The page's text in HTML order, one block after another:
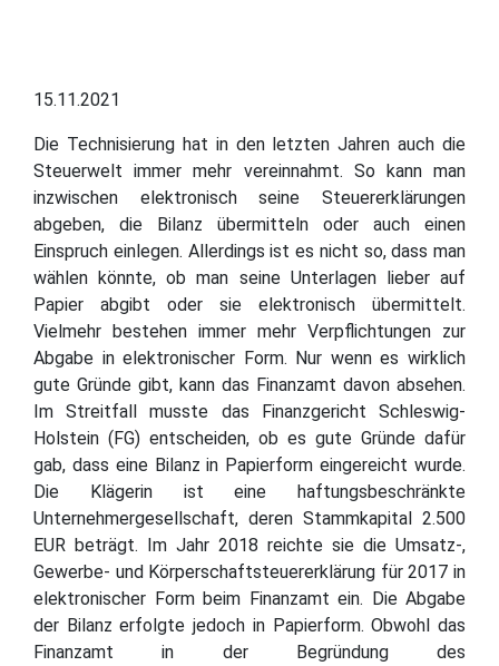
15.11.2021
Die Technisierung hat in den letzten Jahren auch die
Steuerwelt immer mehr vereinnahmt. So kann man
inzwischen elektronisch seine Steuererklärungen
abgeben, die Bilanz übermitteln oder auch einen
Einspruch einlegen. Allerdings ist es nicht so, dass man
wählen könnte, ob man seine Unterlagen lieber auf
Papier abgibt oder sie elektronisch übermittelt.
Vielmehr bestehen immer mehr Verpflichtungen zur
Abgabe in elektronischer Form. Nur wenn es wirklich
gute Gründe gibt, kann das Finanzamt davon absehen.
Im Streitfall musste das Finanzgericht Schleswig-
Holstein (FG) entscheiden, ob es gute Gründe dafür
gab, dass eine Bilanz in Papierform eingereicht wurde.
Die Klägerin ist eine haftungsbeschränkte
Unternehmergesellschaft, deren Stammkapital 2.500
EUR beträgt. Im Jahr 2018 reichte sie die Umsatz-,
Gewerbe- und Körperschaftsteuererklärung für 2017 in
elektronischer Form beim Finanzamt ein. Die Abgabe
der Bilanz erfolgte jedoch in Papierform. Obwohl das
Finanzamt in der Begründung des